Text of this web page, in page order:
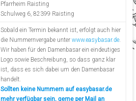
Pfarrheim Raisting
Schulweg 6, 82399 Raisting
Sobald ein Termin bekannt ist, erfolgt auch hier
die Nummernvergabe unter www.easybasar.de.
Wir haben für den Damenbasar ein eindeutiges
Logo sowie Beschreibung, so dass ganz klar
ist, dass es sich dabei um den Damenbasar
handelt.
Sollten keine Nummern auf easybasar.de
mehr verfügbar sein, gerne per Mail an